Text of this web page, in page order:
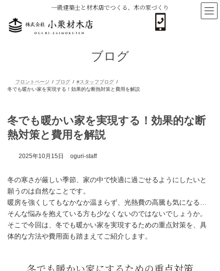
一級建築士と材木店でつくる、木の家づくり
ブログ
冬でも暖かい家を実現する！効果的な断
熱対策と費用を解説
2025年10月15日 oguri-staff
冬の寒さが厳しい季節、家の中で快適に過ごせるようにしたいと
願うのは自然なことです。
暖房を強くしてもなかなか温まらず、光熱費の高騰も気になる…
そんな悩みを抱えている方も少なくないのではないでしょうか。
そこで今回は、冬でも暖かい家を実現するための重点対策を、具
体的な方法や費用面も踏まえてご紹介します。